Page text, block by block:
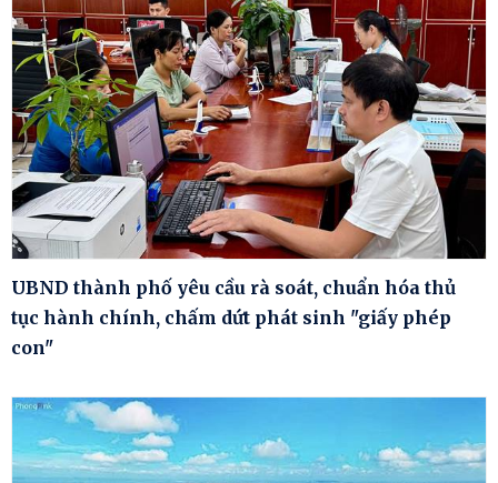
UBND thành phố yêu cầu rà soát, chuẩn hóa thủ
tục hành chính, chấm dứt phát sinh "giấy phép
con"